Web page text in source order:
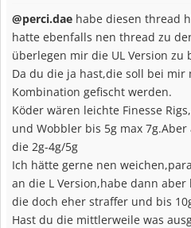
@perci.dae habe diesen thread
hatte ebenfalls nen thread zu
überlegen mir die UL Version zu
Da du die ja hast,die soll bei
Kombination gefischt werden.
Köder wären leichte Finesse
und Wobbler bis 5g max
die 2g-4g/5g
Ich hätte gerne nen
an die L Version,habe dann
die doch eher straffer und bis
Hast du die mittlerweile was